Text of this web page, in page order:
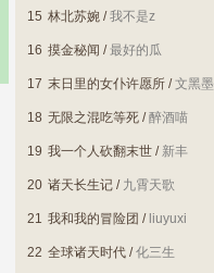
15 林北苏婉 /我不是z
16 摸金秘闻 /最好的瓜
17 末日里的女仆许愿所 /文黑墨
18 无限之混吃等死 /醉酒喵
19 我一个人砍翻末世 / 新丰
20 诸天长生记 / 九霄天歌
21 我和我的冒险团 / liuyuxi
22 全球诸天时代 /化三生